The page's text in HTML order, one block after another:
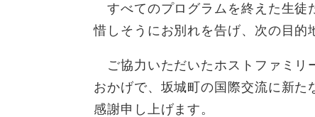
すべてのプログラムを終えた生徒
惜しそうにお別れを告げ、次の目的
ご協力いただいたホストファミリ
おかげで、坂城町の国際交流に新た
感謝申し上げます。